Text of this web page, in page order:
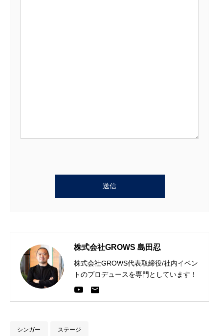
株式会社GROWS 島田忍
株式会社GROWS代表取締役/社内イベン
トのプロデュースを専門としています！
シンガー ステージ